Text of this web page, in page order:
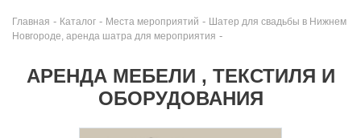
Главная - Каталог - Места мероприятий - Шатер для свадьбы в Нижнем
Новгороде, аренда шатра для мероприятия -
АРЕНДА МЕБЕЛИ , ТЕКСТИЛЯ И
ОБОРУДОВАНИЯ